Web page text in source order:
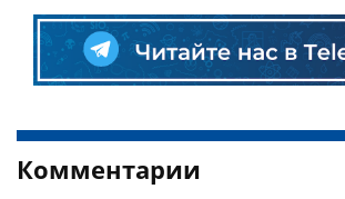
Комментарии